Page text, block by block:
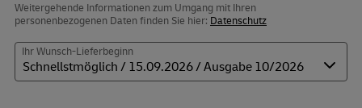
Weitergehende Informationen zum Umgang mit Ihren
personenbezogenen Daten finden Sie hier: Datenschutz
Ihr Wunsch-Lieferbeginn